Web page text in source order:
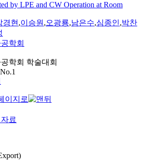
by LPE and CW Operation at Room
경현,이승원,오광룡,남은수,심종인,박찬
학회
학회 학술대회
료